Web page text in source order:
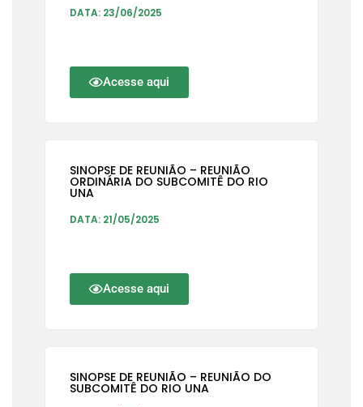
DATA: 23/06/2025
Acesse aqui
SINOPSE DE REUNIÃO – REUNIÃO
ORDINÁRIA DO SUBCOMITÊ DO RIO
UNA
DATA: 21/05/2025
Acesse aqui
SINOPSE DE REUNIÃO – REUNIÃO DO
SUBCOMITÊ DO RIO UNA